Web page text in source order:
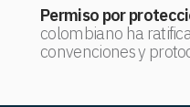
Permiso por
colombiano ha
convenciones y